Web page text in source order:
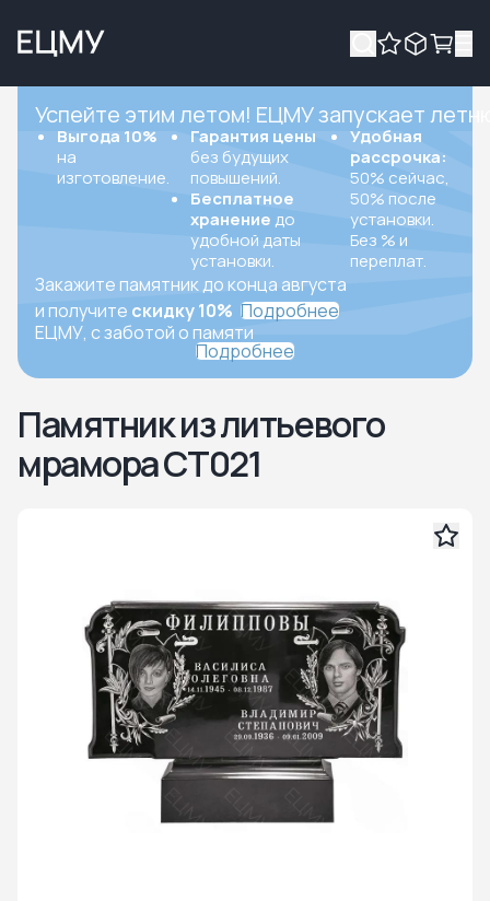
Успейте этим летом! ЕЦМУ запускает
Выгода 10%
на
изготовление.
Гарантия цены
без будущих
повышений.
Бесплатное
хранение до
удобной даты
установки.
Удобная
рассрочка:
50% сейчас,
50% после
установки.
Без % и
переплат.
Закажите памятник до конца августа
и получите скидку 10% Подробнее
ЕЦМУ, с заботой о памяти
Подробнее
Памятник из литьевого
мрамора СТ021